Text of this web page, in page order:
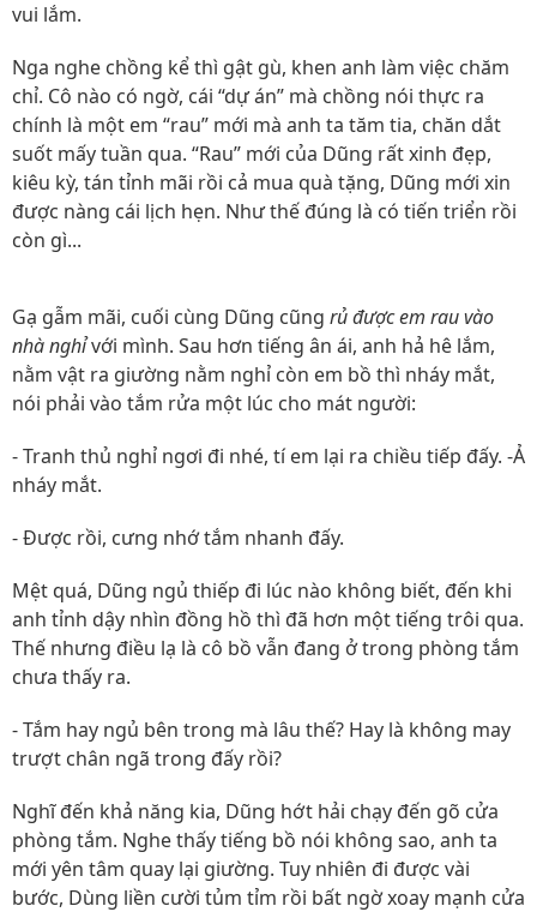
vui lắm.
Nga nghe chồng kể thì gật gù, khen anh làm việc chăm
chỉ. Cô nào có ngờ, cái “dự án” mà chồng nói thực ra
chính là một em “rau” mới mà anh ta tăm tia, chăn dắt
suốt mấy tuần qua. “Rau” mới của Dũng rất xinh đẹp,
kiêu kỳ, tán tỉnh mãi rồi cả mua quà tặng, Dũng mới xin
được nàng cái lịch hẹn. Như thế đúng là có tiến triển rồi
còn gì...
Gạ gẫm mãi, cuối cùng Dũng cũng rủ được em rau vào
nhà nghỉvới mình. Sau hơn tiếng ân ái, anh hả hê lắm,
nằm vật ra giường nằm nghỉ còn em bồ thì nháy mắt,
nói phải vào tắm rửa một lúc cho mát người:
- Tranh thủ nghỉ ngơi đi nhé, tí em lại ra chiều tiếp đấy. -Ả
nháy mắt.
- Được rồi, cưng nhớ tắm nhanh đấy.
Mệt quá, Dũng ngủ thiếp đi lúc nào không biết, đến khi
anh tỉnh dậy nhìn đồng hồ thì đã hơn một tiếng trôi qua.
Thế nhưng điều lạ là cô bồ vẫn đang ở trong phòng tắm
chưa thấy ra.
- Tắm hay ngủ bên trong mà lâu thế? Hay là không may
trượt chân ngã trong đấy rồi?
Nghĩ đến khả năng kia, Dũng hớt hải chạy đến gõ cửa
phòng tắm. Nghe thấy tiếng bồ nói không sao, anh ta
mới yên tâm quay lại giường. Tuy nhiên đi được vài
bước, Dùng liền cười tủm tỉm rồi bất ngờ xoay mạnh cửa